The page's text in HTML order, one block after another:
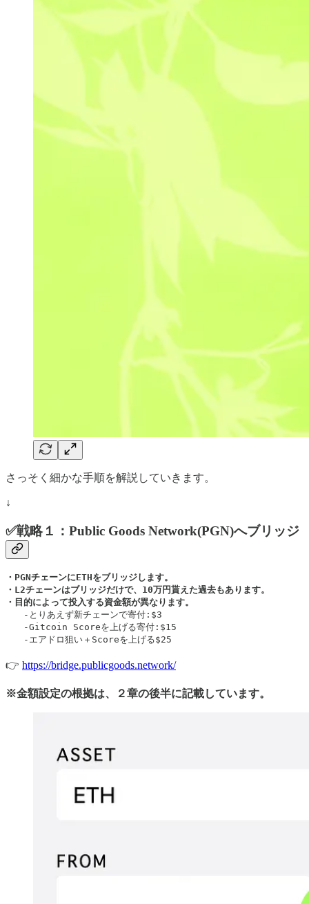
さっそく細かな手順を解説していきます。
↓
✅戦略１：Public Goods Network(PGN)へブリッジ
・PGNチェーンにETHをブリッジします。
・L2チェーンはブリッジだけで、10万円貰えた過去もあります。
-とりあえず新チェーンで寄付:$3
-Gitcoin Scoreを上げる寄付:$15
-エアドロ狙い＋Scoreを上げる$25
👉 https://bridge.publicgoods.network/
※金額設定の根拠は、２章の後半に記載しています。